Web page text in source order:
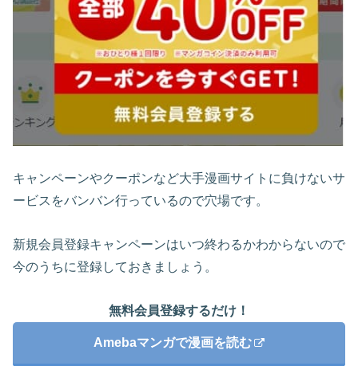
キャンペーンやクーポンなど大手漫画サイトに負けないサ
ービスをバンバン行っているので穴場です。
新規会員登録キャンペーンはいつ終わるかわからないので
今のうちに登録しておきましょう。
無料会員登録するだけ！
Amebaマンガで漫画を読む